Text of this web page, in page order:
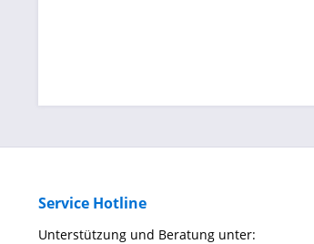
Service Hotline
Unterstützung und Beratung unter: